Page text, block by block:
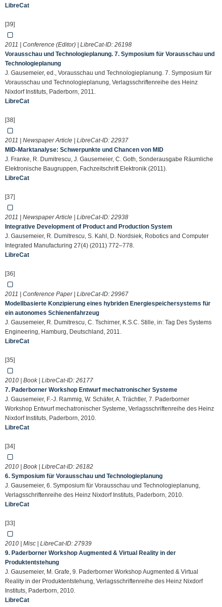
LibreCat
[39]
2011 | Conference (Editor) | LibreCat-ID: 26198
Vorausschau und Technologieplanung. 7. Symposium für Vorausschau und
Technologieplanung
J. Gausemeier, ed., Vorausschau und Technologieplanung. 7. Symposium für
Vorausschau und Technologieplanung, Verlagsschriftenreihe des Heinz
Nixdorf Instituts, Paderborn, 2011.
LibreCat
[38]
2011 | Newspaper Article | LibreCat-ID: 22937
MID-Marktanalyse: Schwerpunkte und Chancen von MID
J. Franke, R. Dumitrescu, J. Gausemeier, C. Goth, Sonderausgabe Räumliche
Elektronische Baugruppen, Fachzeitschrift Elektronik (2011).
LibreCat
[37]
2011 | Newspaper Article | LibreCat-ID: 22938
Integrative Development of Product and Production System
J. Gausemeier, R. Dumitrescu, S. Kahl, D. Nordsiek, Robotics and Computer
Integrated Manufacturing 27(4) (2011) 772–778.
LibreCat
[36]
2011 | Conference Paper | LibreCat-ID: 29967
Modellbasierte Konzipierung eines hybriden Energiespeichersystems für
ein autonomes Schienenfahrzeug
J. Gausemeier, R. Dumitrescu, C. Tschirner, K.S.C. Stille, in: Tag Des Systems
Engineering, Hamburg, Deutschland, 2011.
LibreCat
[35]
2010 | Book | LibreCat-ID: 26177
7. Paderborner Workshop Entwurf mechatronischer Systeme
J. Gausemeier, F.-J. Rammig, W. Schäfer, A. Trächtler, 7. Paderborner
Workshop Entwurf mechatronischer Systeme, Verlagsschriftenreihe des Heinz
Nixdorf Instituts, Paderborn, 2010.
LibreCat
[34]
2010 | Book | LibreCat-ID: 26182
6. Symposium für Vorausschau und Technologieplanung
J. Gausemeier, 6. Symposium für Vorausschau und Technologieplanung,
Verlagsschriftenreihe des Heinz Nixdorf Instituts, Paderborn, 2010.
LibreCat
[33]
2010 | Misc | LibreCat-ID: 27939
9. Paderborner Workshop Augmented & Virtual Reality in der
Produktentstehung
J. Gausemeier, M. Grafe, 9. Paderborner Workshop Augmented & Virtual
Reality in der Produktentstehung, Verlagsschriftenreihe des Heinz Nixdorf
Instituts, Paderborn, 2010.
LibreCat